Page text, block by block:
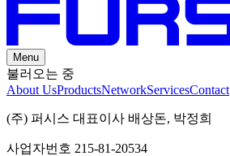
Menu
불러오는 중
About UsProductsNetworkServicesContact
(주) 퍼시스 대표이사 배상돈, 박정희
사업자번호 215-81-20534